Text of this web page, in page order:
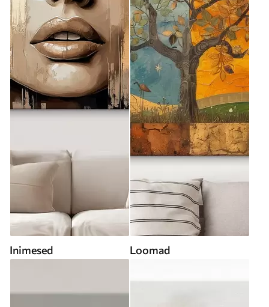
Inimesed Loomad